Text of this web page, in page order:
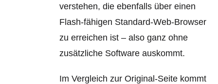
verstehen, die ebenfalls über einen
Flash-fähigen Standard-Web-Browser
zu erreichen ist – also ganz ohne
zusätzliche Software auskommt.
Im Vergleich zur Original-Seite kommt